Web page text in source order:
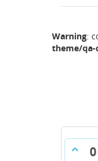
Warning:
theme/
0